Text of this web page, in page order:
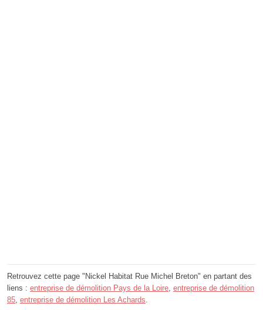
Retrouvez cette page "Nickel Habitat Rue Michel Breton" en partant des
liens : entreprise de démolition Pays de la Loire entreprise de démolition
85 entreprise de démolition Les Achards